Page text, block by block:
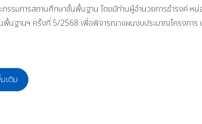
รรมการสถานศึกษาขั้นพื้นฐาน โดยมีท่านผู้อำนวยการธำรงค์ หน่
นฐานฯ ครั้งที่ 5/2568 เพื่อพิจารณาแผนงบประมาณโครงกา
เติม